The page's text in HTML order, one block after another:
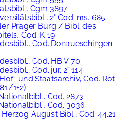
Cgm 3897
2° Cod. ms. 685
Prager Burg / Bibl. des
Cod. K 19
Cod. Donaueschingen
Cod. HB V 70
Cod. jur. 2° 114
und Staatsarchiv, Cod. Rot
1+2)
Cod. 2873
Cod. 3036
August Bibl., Cod. 44.21